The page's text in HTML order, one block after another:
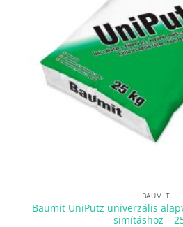
BAUMIT
Baumit UniPutz univerzális
simításhoz –